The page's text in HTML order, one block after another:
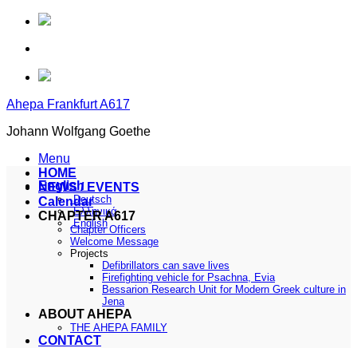
Skip
content
Ahepa Frankfurt A617
Johann Wolfgang Goethe
Menu
English
Deutsch
Ελληνικά
English
HOME
NEWS / EVENTS
Calendar
CHAPTER A617
Chapter Officers
Welcome Message
Projects
Defibrillators can save lives
Firefighting vehicle for Psachna, Evia
Bessarion Research Unit for Modern Greek culture in
Jena
ABOUT AHEPA
THE AHEPA FAMILY
CONTACT